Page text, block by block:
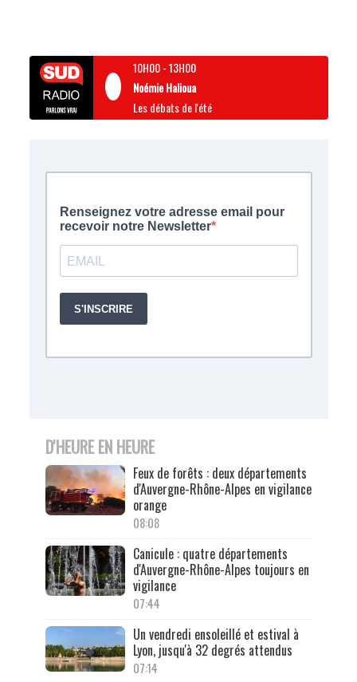
10H00-13H00
Noémie Halioua
Les débats de l'été
D'HEURE EN HEURE
Feux de forêts : deux départements
d'Auvergne-Rhône-Alpes en vigilance
orange
08:08
Canicule : quatre départements
d'Auvergne-Rhône-Alpes toujours en
vigilance
07:44
Un vendredi ensoleillé et estival à
Lyon, jusqu'à 32 degrés attendus
07:14